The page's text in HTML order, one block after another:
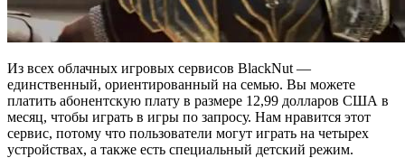
Из всех облачных игровых сервисов BlackNut —
единственный, ориентированный на семью. Вы можете
платить абонентскую плату в размере 12,99 долларов США в
месяц, чтобы играть в игры по запросу. Нам нравится этот
сервис, потому что пользователи могут играть на четырех
устройствах, а также есть специальный детский режим.